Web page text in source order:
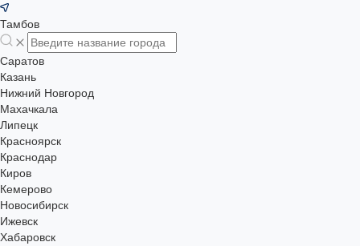
Тамбов
Саратов
Казань
Нижний Новгород
Махачкала
Липецк
Красноярск
Краснодар
Киров
Кемерово
Новосибирск
Ижевск
Хабаровск